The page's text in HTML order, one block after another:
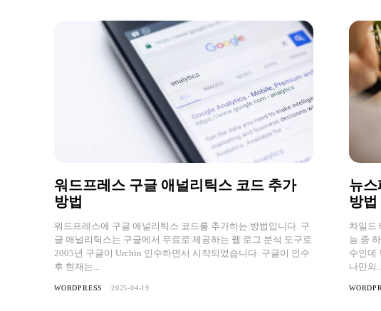
워드프레스 구글 애널리틱스 코드 추가
방법
워드프레스에 구글 애널리틱스 코드를 추가하는 방법입니다. 구
글 애널리틱스는 구글에서 무료로 제공하는 웹 로그 분석 도구로
2005년 구글이 Urchin 인수하면서 시작되었습니다. 구글이 인수
후 현재는...
WORDPRESS 2025-04-19
뉴스
방법
차일드
능 중
수인데
나만의...